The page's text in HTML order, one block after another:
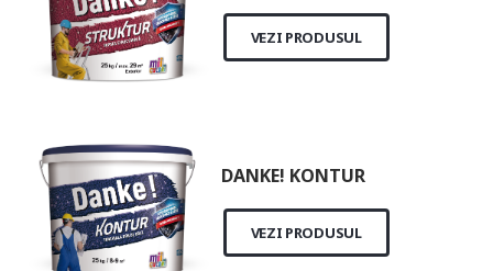
VEZI PRODUSUL
DANKE! KONTUR
VEZI PRODUSUL